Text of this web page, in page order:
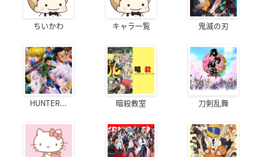
ちいかわ キャラ一覧 鬼滅の刃
HUNTER... 暗殺教室 刀剣乱舞